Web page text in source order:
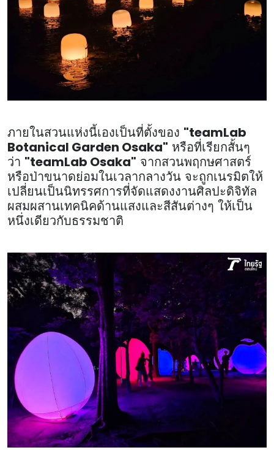
ภายในสวนแห่งนี้เองเป็นที่ตั้งของ "teamLab
Botanical Garden Osaka" หรือที่เรียกสั้นๆ
ว่า "teamLab Osaka" จากสวนพฤกษศาสตร์
หรือป่าขนาดย่อมในเวลากลางวัน จะถูกเนรมิตให้
เปลี่ยนเป็นนิทรรศการที่จัดแสดงงานศิลปะดิจิทัล
ผสมผสานเทคนิคด้านแสงและสีสันต่างๆ ให้เป็น
หนึ่งเดียวกับธรรมชาติ